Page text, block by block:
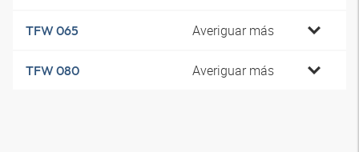
TFW 065 Averiguar más
TFW 080 Averiguar más